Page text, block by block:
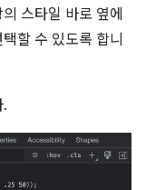
스타일 바로 옆에
할 수 있도록 합니